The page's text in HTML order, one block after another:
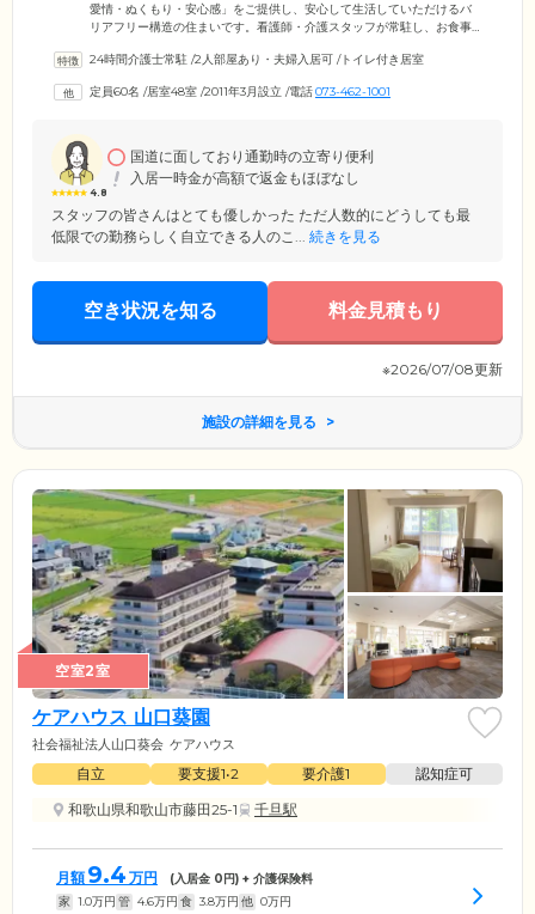
愛情・ぬくもり・安心感」をご提供し、安心して生活していただけるバ
リアフリー構造の住まいです。看護師・介護スタッフが常駐し、お食事
サポートします。阪和自動車道の和歌山インター、和歌山北インターの
訪しやすい立地。「身の回りのことは自分できるけどひとり暮らしは不
ださい。
24時間介護士常駐 /2人部屋あり・夫婦入居可 /トイレ付き居室
定員60名 /居室48室 /2011年3月設立 /電話073-462-1001
4.8
国道に面しており通勤時の立寄り便利
入居一時金が高額で返金もほぼなし
スタッフの皆さんはとても優しかった ただ人数的にどうしても最
低限での勤務らしく自立できる人のこ... 続きを見る
空き状況を知る 料金見積もり
※2026/07/08更新
施設の詳細を見る
空室2室
ケアハウス 山口葵園
社会福祉法人山口葵会 ケアハウス
自立 要支援1•2 要介護1
認知症可
和歌山県和歌山市藤田25-1
千旦駅
月額 9.4 万円 (入居金 0円) + 介護保険料
家 1.0万円 管 4.6万円 食 3.8万円 他 0万円